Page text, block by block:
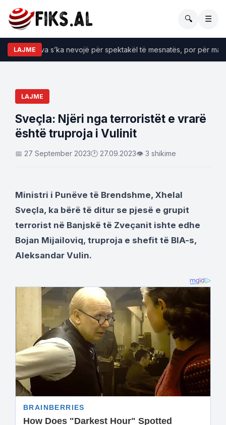
🔍 ☰
LAJME
Kosova s’ka nevojë për spektakël të mesnatës, por për
LAJME
Sveçla: Njëri nga terroristët e vrarë
është truproja i Vulinit
📅 27 September 2023🕐 27.09.2023👁 3 shikime
Ministri i Punëve të Brendshme, Xhelal
Sveçla, ka bërë të ditur se pjesë e grupit
terrorist në Banjskë të Zveçanit ishte edhe
Bojan Mijailoviq, truproja e shefit të BIA-s,
Aleksandar Vulin.